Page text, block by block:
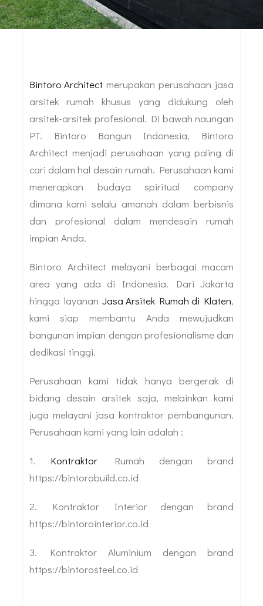
Bintoro Architect merupakan perusahaan jasa
arsitek rumah khusus yang didukung oleh
arsitek-arsitek profesional. Di bawah naungan
PT. Bintoro Bangun Indonesia, Bintoro
Architect menjadi perusahaan yang paling di
cari dalam hal desain rumah. Perusahaan kami
menerapkan budaya spiritual company
dimana kami selalu amanah dalam berbisnis
dan profesional dalam mendesain rumah
impian Anda.
Bintoro Architect melayani berbagai macam
area yang ada di Indonesia. Dari Jakarta
hingga layanan Jasa Arsitek Rumah di Klaten,
kami siap membantu Anda mewujudkan
bangunan impian dengan profesionalisme dan
dedikasi tinggi.
Perusahaan kami tidak hanya bergerak di
bidang desain arsitek saja, melainkan kami
juga melayani jasa kontraktor pembangunan.
Perusahaan kami yang lain adalah :
1. Kontraktor Rumah dengan brand
https://bintorobuild.co.id
2. Kontraktor Interior dengan brand
https://bintorointerior.co.id
3. Kontraktor Aluminium dengan brand
https://bintorosteel.co.id